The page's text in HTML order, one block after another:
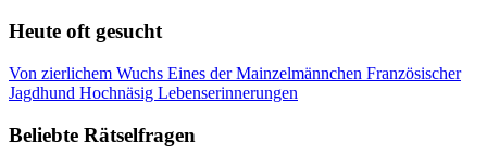
Heute oft gesucht
Von zierlichem Wuchs Eines der Mainzelmännchen Französischer
Jagdhund Hochnäsig Lebenserinnerungen
Beliebte Rätselfragen